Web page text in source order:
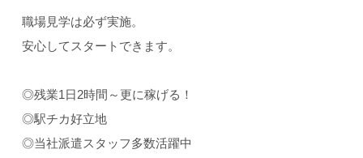
職場見学は必ず実施。
安心してスタートできます。
◎残業1日2時間～更に稼げる！
◎駅チカ好立地
◎当社派遣スタッフ多数活躍中